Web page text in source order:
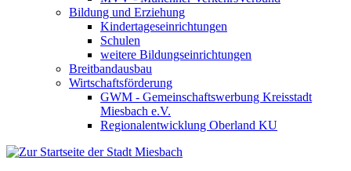
Bildung und Erziehung
Kindertageseinrichtungen
Schulen
weitere Bildungseinrichtungen
Breitbandausbau
Wirtschaftsförderung
GWM - Gemeinschaftswerbung Kreisstadt
Miesbach e.V.
Regionalentwicklung Oberland KU